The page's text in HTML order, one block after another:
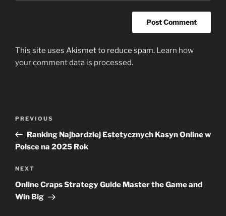
This site uses Akismet to reduce spam. Learn how
your comment data is processed.
Previous
Post
PREVIOUS
Ranking Najbardziej Estetycznych Kasyn Online w
Polsce na 2025 Rok
Next
Post
NEXT
Online Craps Strategy Guide Master the Game and
Win Big